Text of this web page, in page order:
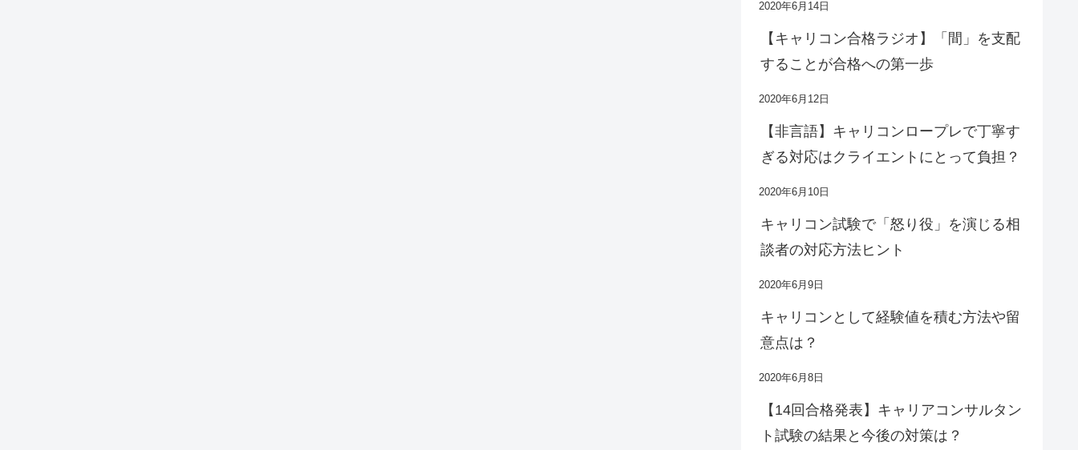
2020年6月14日
【キャリコン合格ラジオ】「間」を支配
することが合格への第一歩
2020年6月12日
【非言語】キャリコンロープレで丁寧す
ぎる対応はクライエントにとって負担？
2020年6月10日
キャリコン試験で「怒り役」を演じる相
談者の対応方法ヒント
2020年6月9日
キャリコンとして経験値を積む方法や留
意点は？
2020年6月8日
【14回合格発表】キャリアコンサルタン
ト試験の結果と今後の対策は？